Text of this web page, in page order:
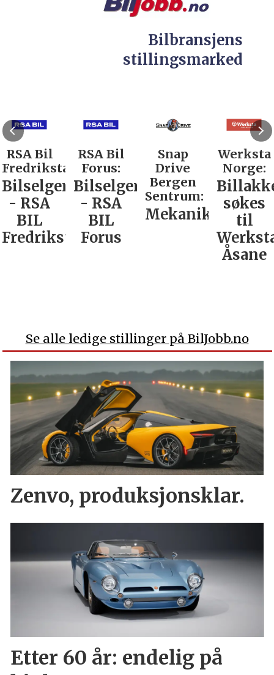
Bilbransjens
stillingsmarked
RSA Bil
Fredrikstad:
Bilselger
- RSA
BIL
Fredrikstad
RSA Bil
Forus:
Bilselger
- RSA
BIL
Forus
Snap
Drive
Bergen
Sentrum:
Mekaniker
Werksta
Norge:
søkes
til
Åsane
Se alle ledige stillinger på BilJobb.no
Zenvo, produksjonsklar.
Etter 60 år: endelig på